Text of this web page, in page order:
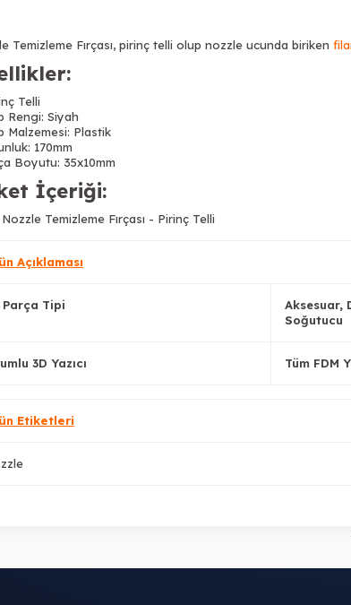
Temizleme Fırçası, pirinç telli olup nozzle ucunda biriken
Telli
Rengi: Siyah
Malzemesi: Plastik
170mm
Boyutu: 35x10mm
İçeriği:
Nozzle Temizleme Fırçası - Pirinç Telli
Açıklaması
Parça Tipi
Aksesuar,
Soğutucu
3D Yazıcı Tüm FDM
Etiketleri